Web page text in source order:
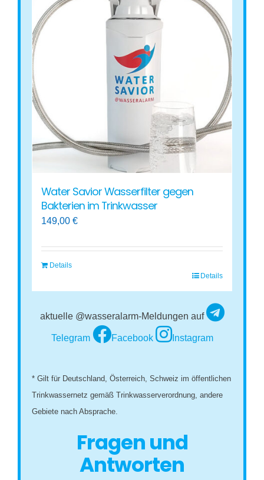
Water Savior Wasserfilter gegen
Bakterien im Trinkwasser
149,00€
Details
Details
aktuelle @wasseralarm-Meldungen auf
Telegram Facebook Instagram
* Gilt für Deutschland, Österreich, Schweiz im öffentlichen
Trinkwassernetz gemäß Trinkwasserverordnung, andere
Gebiete nach Absprache.
Fragen und
Antworten